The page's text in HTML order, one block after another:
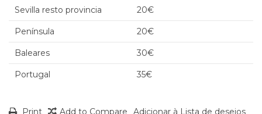
Sevilla resto provincia 20€
Península 20€
Baleares 30€
Portugal 35€
Print Add to Compare Adicionar à Lista de desejos